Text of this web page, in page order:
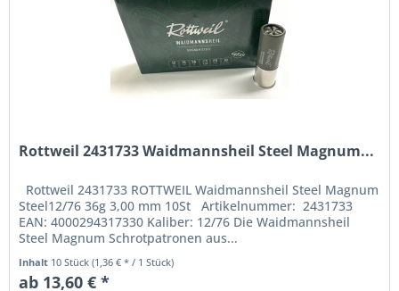
Rottweil 2431733 Waidmannsheil Steel Magnum...
Rottweil 2431733 ROTTWEIL Waidmannsheil Steel Magnum
Steel12/76 36g 3,00 mm 10St Artikelnummer: 2431733
EAN: 4000294317330 Kaliber: 12/76 Die Waidmannsheil
Steel Magnum Schrotpatronen aus...
Inhalt 10 Stück(1,36 € * / 1 Stück)
ab 13,60 € *